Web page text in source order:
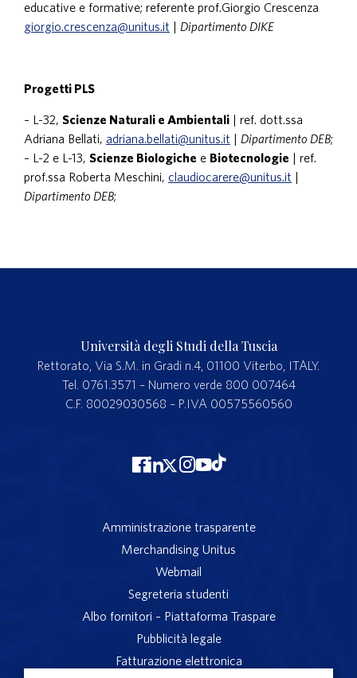
educative e formative; referente prof.Giorgio Crescenza
giorgio.crescenza@unitus.it | Dipartimento DIKE
Progetti PLS
– L-32, Scienze Naturali e Ambientali | ref. dott.ssa
Adriana Bellati, adriana.bellati@unitus.it | Dipartimento DEB;
– L-2 e L-13, Scienze Biologiche e Biotecnologie | ref.
prof.ssa Roberta Meschini, claudiocarere@unitus.it |
Dipartimento DEB;
Università degli Studi della Tuscia
Rettorato, Via S.M. in Gradi n.4, 01100 Viterbo, ITALY.
Tel. 0761.3571 – Numero verde 800 007464
C.F. 80029030568 – P.IVA 00575560560
Amministrazione trasparente
Merchandising Unitus
Webmail
Segreteria studenti
Albo fornitori – Piattaforma Traspare
Pubblicità legale
Fatturazione elettronica